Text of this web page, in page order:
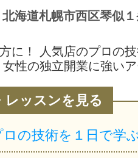
に！ 人気店のプロの
女性の独立開業に強い
レッスンを見る